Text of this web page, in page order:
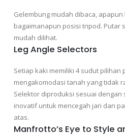
Gelembung mudah dibaca,
bagaimanapun posisi tripod. Putar
mudah dilihat.
Leg Angle Selectors
Setiap kaki memiliki 4 sudut pilihan
mengakomodasi tanah yang tidak
Selektor diproduksi sesuai
inovatif untuk mencegah jari dan
atas.
Manfrotto’s Eye to Style